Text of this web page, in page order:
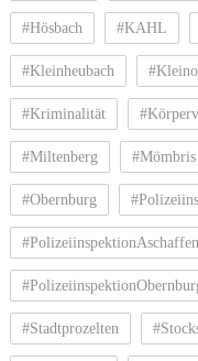
#Hösbach #KAHL
#Kleinheubach
#Kriminalität
#Miltenberg #Mömbris
#Obernburg
#Stadtprozelten